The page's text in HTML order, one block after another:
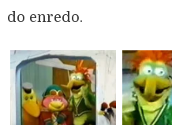
do enredo.